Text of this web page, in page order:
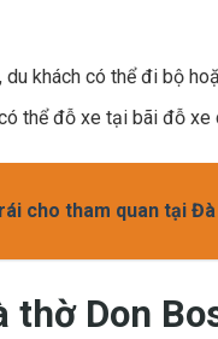
khách có thể đi bộ
thể đỗ xe tại bãi đỗ xe
cho tham quan tại
thờ Don